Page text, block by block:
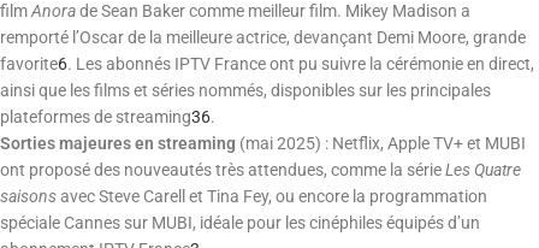
filmAnorade Sean Baker comme meilleur film. Mikey Madison a
remporté l’Oscar de la meilleure actrice, devançant Demi Moore, grande
favorite6. Les abonnés IPTV France ont pu suivre la cérémonie en direct,
ainsi que les films et séries nommés, disponibles sur les principales
plateformes de streaming36.
Sorties majeures en streaming (mai 2025) : Netflix, Apple TV+ et MUBI
ont proposé des nouveautés très attendues, comme la sérieLes Quatre
saisonsavec Steve Carell et Tina Fey, ou encore la programmation
spéciale Cannes sur MUBI, idéale pour les cinéphiles équipés d’un